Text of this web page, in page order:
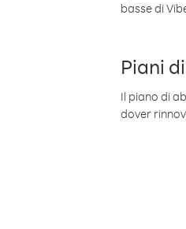
basse di
Piani
Il piano di
dover